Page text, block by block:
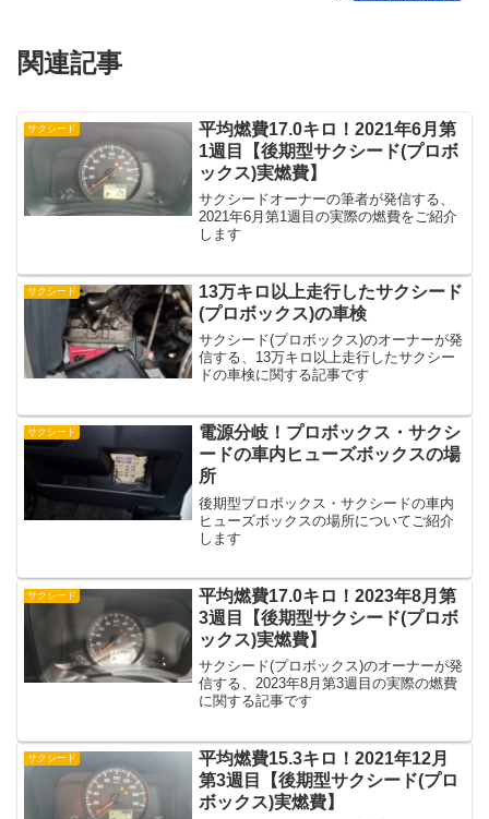
関連記事
サクシード
平均燃費17.0キロ！2021年6月第
1週目【後期型サクシード(プロボ
ックス)実燃費】
サクシードオーナーの筆者が発信する、
2021年6月第1週目の実際の燃費をご紹介
します
サクシード
13万キロ以上走行したサクシード
(プロボックス)の車検
サクシード(プロボックス)のオーナーが発
信する、13万キロ以上走行したサクシー
ドの車検に関する記事です
サクシード
電源分岐！プロボックス・サクシ
ードの車内ヒューズボックスの場
所
後期型プロボックス・サクシードの車内
ヒューズボックスの場所についてご紹介
します
サクシード
平均燃費17.0キロ！2023年8月第
3週目【後期型サクシード(プロボ
ックス)実燃費】
サクシード(プロボックス)のオーナーが発
信する、2023年8月第3週目の実際の燃費
に関する記事です
サクシード
平均燃費15.3キロ！2021年12月
第3週目【後期型サクシード(プロ
ボックス)実燃費】